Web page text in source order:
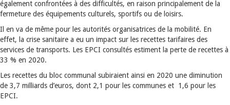
également confrontées à des difficultés, en raison principalement de la
fermeture des équipements culturels, sportifs ou de loisirs.
Il en va de même pour les autorités organisatrices de la mobilité. En
effet, la crise sanitaire a eu un impact sur les recettes tarifaires des
services de transports. Les EPCI consultés estiment la perte de recettes à
33 % en 2020.
Les recettes du bloc communal subiraient ainsi en 2020 une diminution
de 3,7 milliards d’euros, dont 2,1 pour les communes et 1,6 pour les
EPCI.